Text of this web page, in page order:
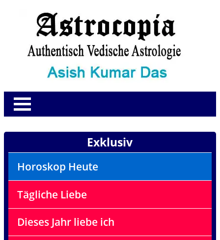
Exklusiv
Horoskop Heute
Tägliche Liebe
Dieses Jahr liebe ich